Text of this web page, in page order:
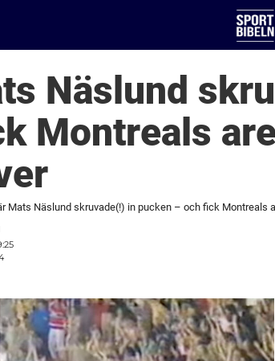
Näslund
Montreals
Mats Näslund skruvade(!) in pucken – och fick Montreals